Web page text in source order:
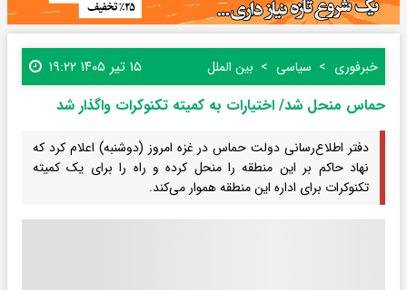
خبرفوری سیاسی بین الملل ۱۵ تیر ۱۴۰۵ ۱۹:۲۲
حماس منحل شد/ اختیارات به کمیته تکنوکرات واگذار شد
دفتر اطلاع‌رسانی دولت حماس در غزه امروز (دوشنبه) اعلام کرد که
نهاد حاکم بر این منطقه را منحل کرده و راه را برای یک کمیته
تکنوکرات برای اداره این منطقه هموار می‌کند.